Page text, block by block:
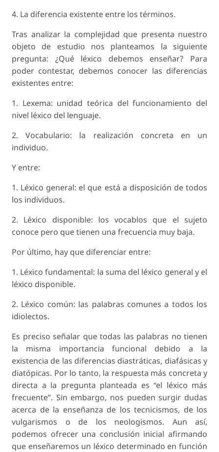
4. La diferencia existente entre los términos.
Tras analizar la complejidad que presenta nuestro
objeto de estudio nos planteamos la siguiente
pregunta: ¿Qué léxico debemos enseñar? Para
poder contestar, debemos conocer las diferencias
existentes entre:
1. Lexema: unidad teórica del funcionamiento del
nivel léxico del lenguaje.
2. Vocabulario: la realización concreta en un
individuo.
Y entre:
1. Léxico general: el que está a disposición de todos
los individuos.
2. Léxico disponible: los vocablos que el sujeto
conoce pero que tienen una frecuencia muy baja.
Por último, hay que diferenciar entre:
1. Léxico fundamental: la suma del léxico general y el
léxico disponible.
2. Léxico común: las palabras comunes a todos los
idiolectos.
Es preciso señalar que todas las palabras no tienen
la misma importancia funcional debido a la
existencia de las diferencias diastráticas, diafásicas y
diatópicas. Por lo tanto, la respuesta más concreta y
directa a la pregunta planteada es “el léxico más
frecuente”. Sin embargo, nos pueden surgir dudas
acerca de la enseñanza de los tecnicismos, de los
vulgarismos o de los neologismos. Aun así,
podemos ofrecer una conclusión inicial afirmando
que enseñaremos un léxico determinado en función